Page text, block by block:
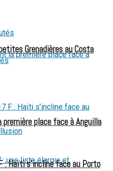
première place face à Anguilla
Grenadières au Costa
: Haïti s’incline face au Porto